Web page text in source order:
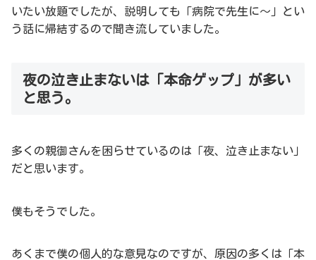
いたい放題でしたが、説明しても「病院で先生に～」とい
う話に帰結するので聞き流していました。
夜の泣き止まないは「本命ゲップ」が多い
と思う。
多くの親御さんを困らせているのは「夜、泣き止まない」
だと思います。
僕もそうでした。
あくまで僕の個人的な意見なのですが、原因の多くは「本